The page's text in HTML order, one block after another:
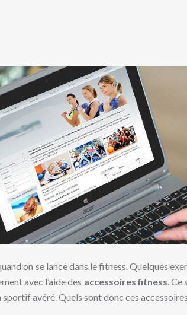
on se lance dans le fitness. Quelques
avec l’aide des accessoires fitness. Ce
sportif avéré.Quels sont donc ces